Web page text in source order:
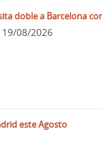
doble a Barcelona
19/08/2026
este Agosto